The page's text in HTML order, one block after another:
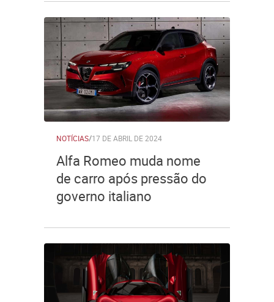
NOTÍCIAS/17 DE ABRIL DE 2024
Alfa Romeo muda nome
de carro após pressão do
governo italiano